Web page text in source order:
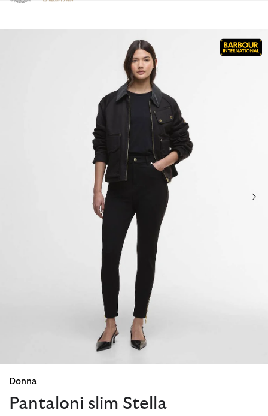
Clicca per visualizzare la nostra Dichiarazione di Accessibilità
Donna
Pantaloni slim Stella